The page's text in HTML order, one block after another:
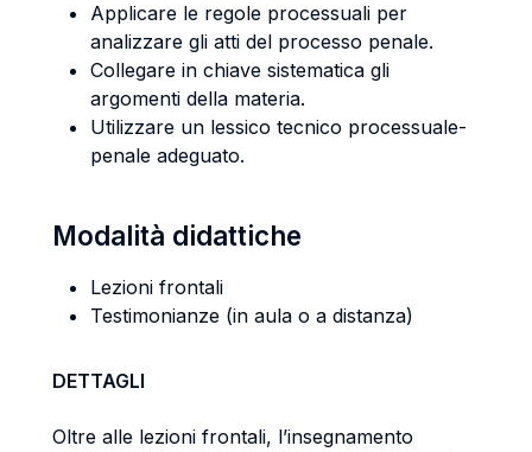
Applicare le regole processuali per
analizzare gli atti del processo penale.
Collegare in chiave sistematica gli
argomenti della materia.
Utilizzare un lessico tecnico processuale-
penale adeguato.
Modalità didattiche
Lezioni frontali
Testimonianze (in aula o a distanza)
DETTAGLI
Oltre alle lezioni frontali, l’insegnamento